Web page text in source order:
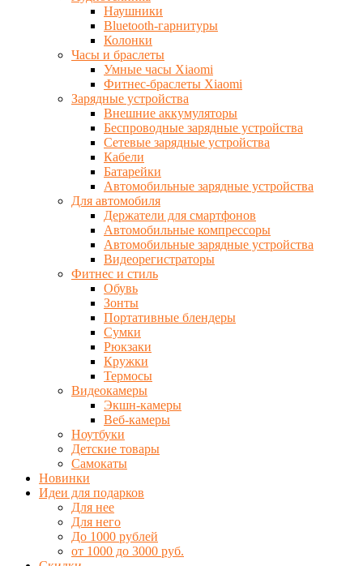
Наушники
Bluetooth-гарнитуры
Колонки
Часы и браслеты
Умные часы Xiaomi
Фитнес-браслеты Xiaomi
Зарядные устройства
Внешние аккумуляторы
Беспроводные зарядные устройства
Сетевые зарядные устройства
Кабели
Батарейки
Автомобильные зарядные устройства
Для автомобиля
Держатели для смартфонов
Автомобильные компрессоры
Автомобильные зарядные устройства
Видеорегистраторы
Фитнес и стиль
Обувь
Зонты
Портативные блендеры
Сумки
Рюкзаки
Кружки
Термосы
Видеокамеры
Экшн-камеры
Веб-камеры
Ноутбуки
Детские товары
Самокаты
Новинки
Идеи для подарков
Для нее
Для него
До 1000 рублей
от 1000 до 3000 руб.